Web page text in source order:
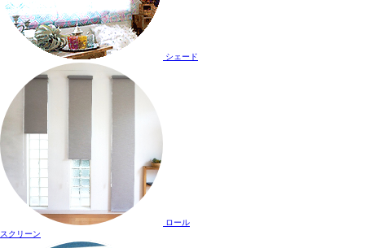
シェード
ロール
スクリーン